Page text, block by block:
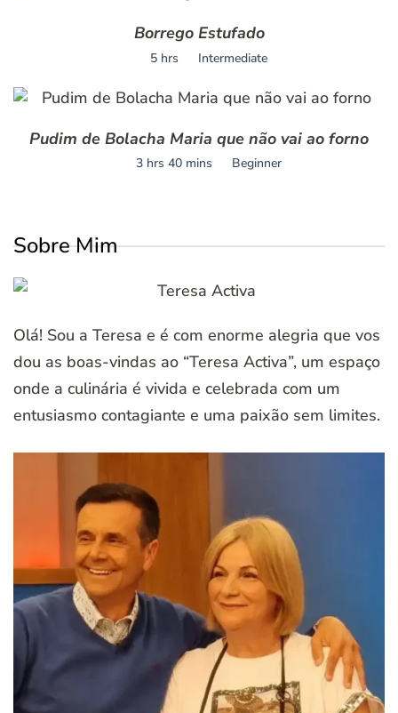
Borrego Estufado
5 hrs Intermediate
Pudim de Bolacha Maria que não vai ao forno
3 hrs 40 mins Beginner
Sobre Mim
Olá! Sou a Teresa e é com enorme alegria que vos
dou as boas-vindas ao “Teresa Activa”, um espaço
onde a culinária é vivida e celebrada com um
entusiasmo contagiante e uma paixão sem limites.